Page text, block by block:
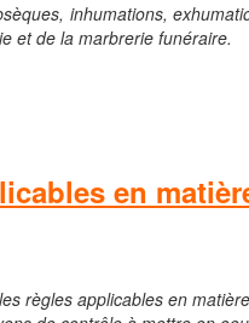
inhumations,
et de la marbrerie funéraire.
en
règles applicables en